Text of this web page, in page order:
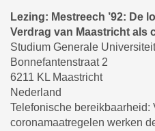
Lezing: Mestreech ’92: De
Verdrag van Maastricht als
Studium Generale
Bonnefantenstraat 2
6211 KL Maastricht
Nederland
Telefonische bereikbaarheid:
coronamaatregelen werken